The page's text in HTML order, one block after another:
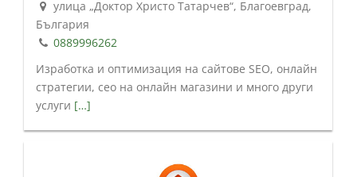
улица „Доктор Христо Татарчев“, Благоевград,
България
0889996262
Изработка и оптимизация на сайтове SEO, онлайн
стратегии, сео на онлайн магазини и много други
услуги […]